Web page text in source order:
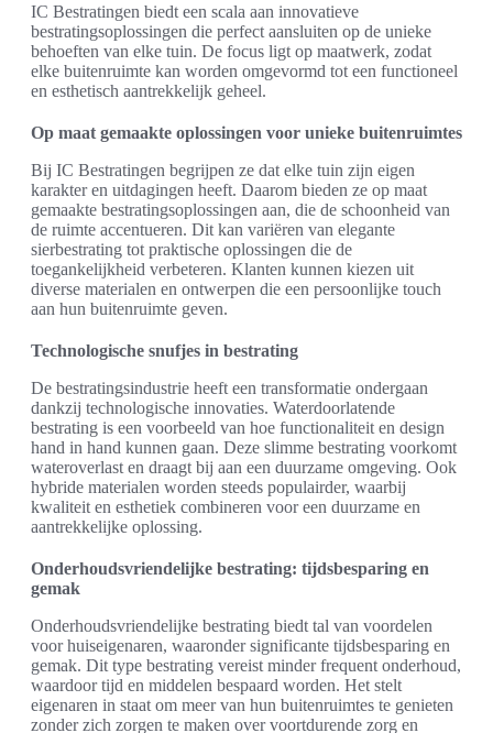
IC Bestratingen biedt een scala aan innovatieve
bestratingsoplossingen die perfect aansluiten op de unieke
behoeften van elke tuin. De focus ligt op maatwerk, zodat
elke buitenruimte kan worden omgevormd tot een functioneel
en esthetisch aantrekkelijk geheel.
Op maat gemaakte oplossingen voor unieke buitenruimtes
Bij IC Bestratingen begrijpen ze dat elke tuin zijn eigen
karakter en uitdagingen heeft. Daarom bieden ze op maat
gemaakte bestratingsoplossingen aan, die de schoonheid van
de ruimte accentueren. Dit kan variëren van elegante
sierbestrating tot praktische oplossingen die de
toegankelijkheid verbeteren. Klanten kunnen kiezen uit
diverse materialen en ontwerpen die een persoonlijke touch
aan hun buitenruimte geven.
Technologische snufjes in bestrating
De bestratingsindustrie heeft een transformatie ondergaan
dankzij technologische innovaties. Waterdoorlatende
bestrating is een voorbeeld van hoe functionaliteit en design
hand in hand kunnen gaan. Deze slimme bestrating voorkomt
wateroverlast en draagt bij aan een duurzame omgeving. Ook
hybride materialen worden steeds populairder, waarbij
kwaliteit en esthetiek combineren voor een duurzame en
aantrekkelijke oplossing.
Onderhoudsvriendelijke bestrating: tijdsbesparing en
gemak
Onderhoudsvriendelijke bestrating biedt tal van voordelen
voor huiseigenaren, waaronder significante tijdsbesparing en
gemak. Dit type bestrating vereist minder frequent onderhoud,
waardoor tijd en middelen bespaard worden. Het stelt
eigenaren in staat om meer van hun buitenruimtes te genieten
zonder zich zorgen te maken over voortdurende zorg en